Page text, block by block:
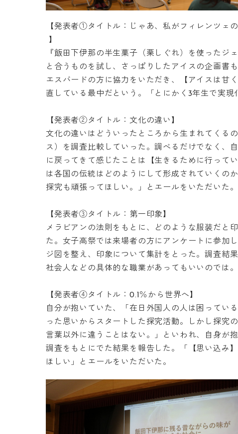
【発表者①タイトル：じゃあ、私がフィレンツェ
】
『飯田下伊那の半生菓子（栗しぐれ）を使ったジ
と合うものを試し、さっぱりしたアイスの企画書
エスバードの方に協力をいただき、【アイスは甘
直している最中だという。「とにかく3年生で実現
【発表者②タイトル：文化の違い】
文化の違いはどういったところから生まれてくる
ス）を調査比較していった。調べるだけでなく、
に戻ってきて感じたことは【生きるために行って
は各国の伝統はどのようにして形成されていくの
探究も頑張ってほしい。」とエールをいただいた。
【発表者③タイトル：第一印象】
メラビアンの法則をもとに、どのような服装だと
た。女子高祭では来場者の方にアンケートに参加
ジ図を整え、印象について集計をとった。調査結
社会人などの具体的な職業があってもいいのでは
【発表者④タイトル：0.1％から世界へ】
自分が抱いていた、「在日外国人の人は困ってい
った思いからスタートした探究活動。しかし探究
言葉以外に違うことはない。」といわれ、自身が
調査をもとにでた結果を報告した。「【思い込み
ほしい」とエールをいただいた。